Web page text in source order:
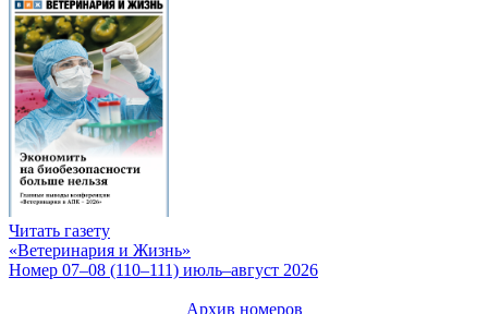
Читать газету
«Ветеринария и Жизнь»
Номер 07–08 (110–111) июль–август 2026
Архив номеров